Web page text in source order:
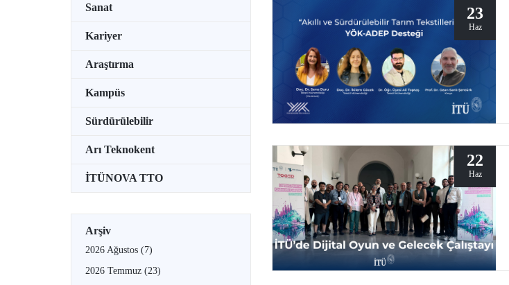
Sanat
Kariyer
Araştırma
Kampüs
Sürdürülebilir
Arı Teknokent
İTÜNOVA TTO
Arşiv
2026 Ağustos (7)
2026 Temmuz (23)
23
Haz
22
Haz